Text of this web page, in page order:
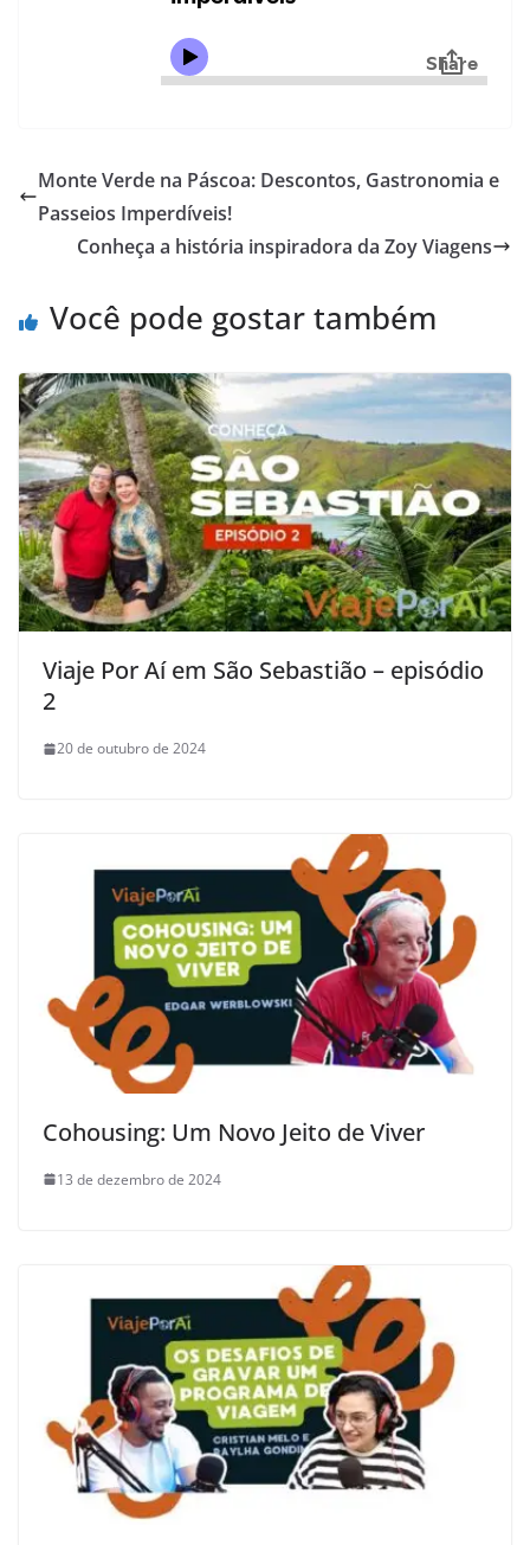
Monte Verde na Páscoa: Descontos, Gastronomia e
Passeios Imperdíveis!
Conheça a história inspiradora da Zoy Viagens
Você pode gostar também
Viaje Por Aí em São Sebastião – episódio
2
20 de outubro de 2024
Cohousing: Um Novo Jeito de Viver
13 de dezembro de 2024